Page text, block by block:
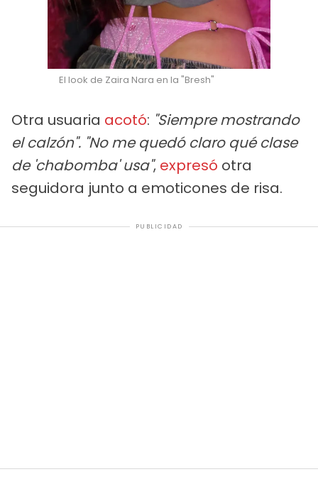
El look de Zaira Nara en la "Bresh"
Otra usuaria acotó: "Siempre mostrando
el calzón". "No me quedó claro qué clase
de 'chabomba' usa", expresó otra
seguidora junto a emoticones de risa.
PUBLICIDAD